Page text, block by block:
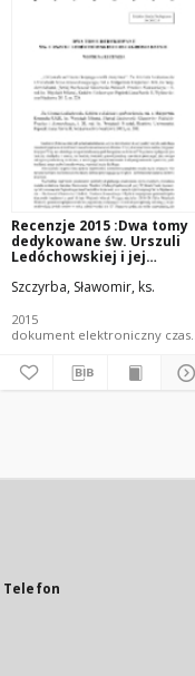
Recenzje 2015 :Dwa tomy
dedykowane św. Urszuli
Ledóchowskiej i jej
Szczyrba, Sławomir, ks.
2015
dokument
Telefon